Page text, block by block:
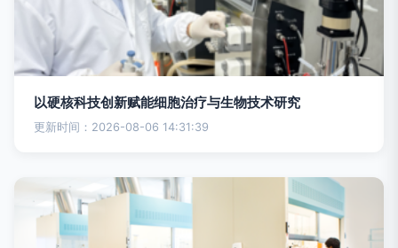
以硬核科技创新赋能细胞治疗与生物技术研究
更新时间：2026-08-06 14:31:39